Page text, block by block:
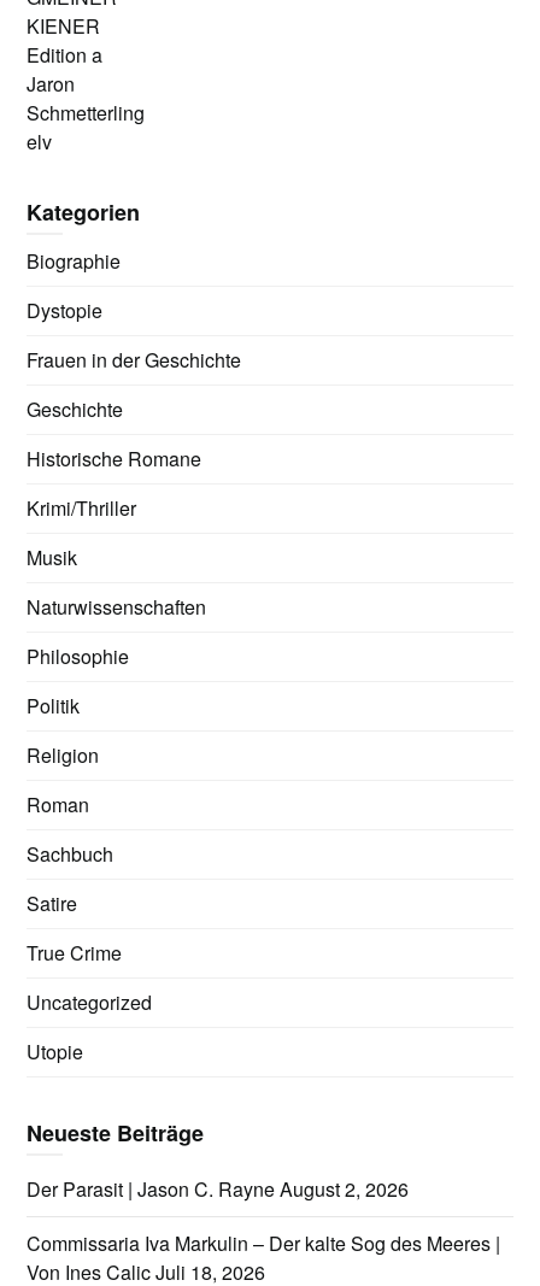
KIENER
Edition a
Jaron
Schmetterling
elv
Kategorien
Biographie
Dystopie
Frauen in der Geschichte
Geschichte
Historische Romane
Krimi/Thriller
Musik
Naturwissenschaften
Philosophie
Politik
Religion
Roman
Sachbuch
Satire
True Crime
Uncategorized
Utopie
Neueste Beiträge
Der Parasit | Jason C. RayneAugust 2, 2026
Commissaria Iva Markulin – Der kalte Sog des Meeres |
Von Ines CalicJuli 18, 2026